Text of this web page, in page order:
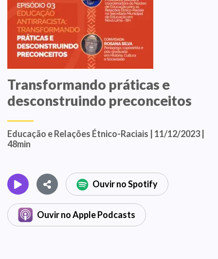
Transformando práticas e
desconstruindo preconceitos
Educação e Relações Étnico-Raciais | 11/12/2023 |
48min
Ouvir no Spotify
Ouvir no Apple Podcasts